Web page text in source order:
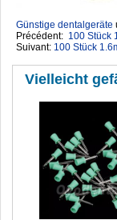
Günstige dentalgeräte
Précédent: 100 Stück
Suivant: 100 Stück
Vielleicht